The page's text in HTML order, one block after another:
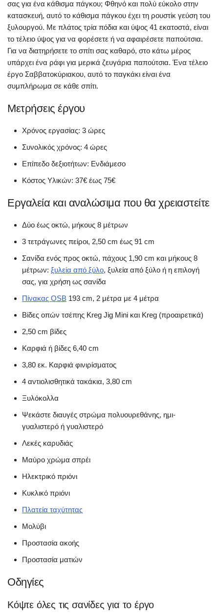
σας για ένα κάθισμα πάγκου; Φθηνό και πολύ εύκολο στην
κατασκευή, αυτό το κάθισμα πάγκου έχει τη ρουστίκ γεύση του
ξυλουργού. Με πλάτος τρία πόδια και ύψος 41 εκατοστά, είναι
το τέλειο ύψος για να φορέσετε ή να αφαιρέσετε παπούτσια.
Για να διατηρήσετε το σπίτι σας καθαρό, στο κάτω μέρος
υπάρχει ένα ράφι για μερικά ζευγάρια παπούτσια. Ένα τέλειο
έργο Σαββατοκύριακου, αυτό το παγκάκι είναι ένα
συμπλήρωμα σε κάθε σπίτι.
Μετρήσεις έργου
Χρόνος εργασίας: 3 ώρες
Συνολικός χρόνος: 4 ώρες
Επίπεδο δεξιοτήτων: Ενδιάμεσο
Κόστος Υλικών: 37€ έως 75€
Εργαλεία και αναλώσιμα που θα χρειαστείτε
Δύο έως οκτώ, μήκους 8 μέτρων
3 τετράγωνες πείροι, 2,50 cm έως 91 cm
Σανίδα ενός προς οκτώ, πάχους 1,90 cm και μήκους 8
μέτρων: ξυλεία από ξύλο, ξυλεία από ξύλο ή η επιλογή
σας, για χρήση ως σανίδα
Πίνακας OSB 193 cm, 2 μέτρα με 4 μέτρα
Βίδες οπών τσέπης Kreg Jig Mini και Kreg (προαιρετικά)
2,50 cm βίδες
Καρφιά ή βίδες 6,40 cm
3,80 εκ. Καρφιά φινιρίσματος
4 αντιολισθητικά τακάκια, 3,80 cm
Ξυλόκολλα
Ψεκάστε διαυγές στρώμα πολυουρεθάνης, ημι-
γυαλιστερό ή γυαλιστερό
Λεκές καρυδιάς
Μαύρο χρώμα σπρέι
Ηλεκτρικό πριόνι
Κυκλικό πριόνι
Πλατεία ταχύτητας
Μολύβι
Προστασία ακοής
Προστασία ματιών
Οδηγίες
Κόψτε όλες τις σανίδες για το έργο